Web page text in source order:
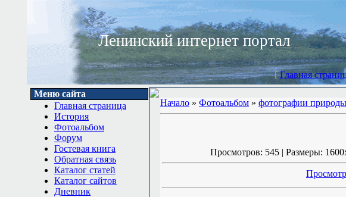
Ленинский интернет портал
[Главная
Меню сайта
Главная страница
История
Фотоальбом
Форум
Гостевая книга
Обратная связь
Каталог статей
Каталог сайтов
Дневник
Начало » Фотоальбом » фотографии природы
Просмотров: 545 | Размеры: